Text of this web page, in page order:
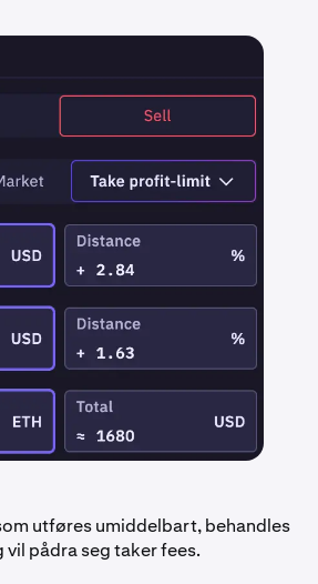
utføres umiddelbart, behandles
pådra seg taker fees.